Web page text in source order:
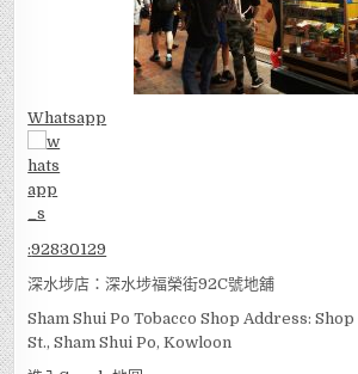
Whatsapp
:92830129
深水埗店：深水埗福榮街92C號地舖
Sham Shui Po Tobacco Shop Address: Shop
St., Sham Shui Po, Kowloon